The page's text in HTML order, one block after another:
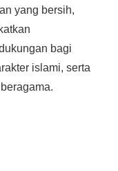
yang bersih,
bagi
islami, serta